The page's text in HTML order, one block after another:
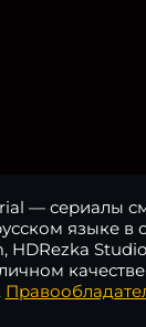
— сериалы
языке в
HDRezka